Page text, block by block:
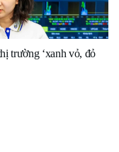
trường ‘xanh vỏ, đỏ